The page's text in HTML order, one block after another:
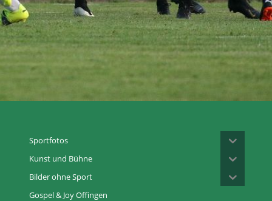
Sportfotos
Kunst und Bühne
Bilder ohne Sport
Gospel & Joy Offingen